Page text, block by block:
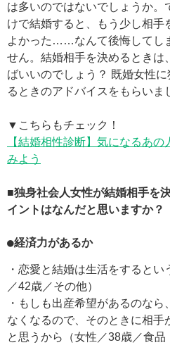
は多いのではないでしょうか。
けで結婚すると、もう少し相手
よかった……なんて後悔してし
せん。結婚相手を決めるときは
ばいいのでしょう？ 既婚女性
るときのアドバイスをもらいま
▼こちらもチェック！
【結婚相性診断】気になるあ
みよう
■独身社会人女性が結婚相手を
イントはなんだと思いますか？
●経済力があるか
・恋愛と結婚は生活をすると
／42歳／その他）
・もしも出産希望があるのな
なくなるので、そのときに相手
と思うから（女性／38歳／食品